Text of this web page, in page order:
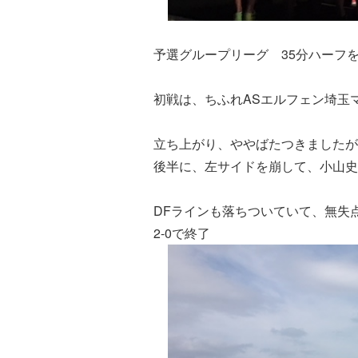
予選グループリーグ 35分ハーフ
初戦は、ちふれASエルフェン埼玉
立ち上がり、ややばたつきました
後半に、左サイドを崩して、小山
DFラインも落ちついていて、無失
2-0で終了